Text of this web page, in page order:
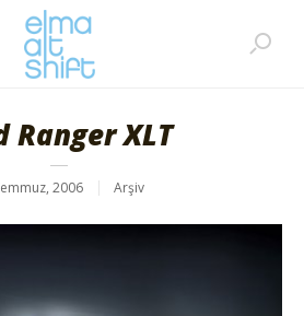
Ranger XLT
2006 Arşiv